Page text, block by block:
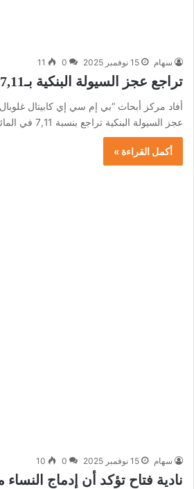
سهام 15 نوفمبر 2025 0
11
تراجع عجز السيولة البنكية بـ7,11%
أفاد مركز أبحاث “بي إم سي إي كابيتال
عجز السيولة البنكية تراجع بنسبة 7,11 في المائة…
أكمل القراءة »
سهام 15 نوفمبر 2025 0
10
نادية فتاح تؤكد أن إدماج النساء